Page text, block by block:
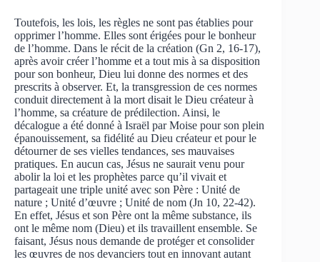
Toutefois, les lois, les règles ne sont pas établies pour
opprimer l’homme. Elles sont érigées pour le bonheur
de l’homme. Dans le récit de la création (Gn 2, 16-17),
après avoir créer l’homme et a tout mis à sa disposition
pour son bonheur, Dieu lui donne des normes et des
prescrits à observer. Et, la transgression de ces normes
conduit directement à la mort disait le Dieu créateur à
l’homme, sa créature de prédilection. Ainsi, le
décalogue a été donné à Israël par Moise pour son plein
épanouissement, sa fidélité au Dieu créateur et pour le
détourner de ses vielles tendances, ses mauvaises
pratiques. En aucun cas, Jésus ne saurait venu pour
abolir la loi et les prophètes parce qu’il vivait et
partageait une triple unité avec son Père : Unité de
nature ; Unité d’œuvre ; Unité de nom (Jn 10, 22-42).
En effet, Jésus et son Père ont la même substance, ils
ont le même nom (Dieu) et ils travaillent ensemble. Se
faisant, Jésus nous demande de protéger et consolider
les œuvres de nos devanciers tout en innovant autant